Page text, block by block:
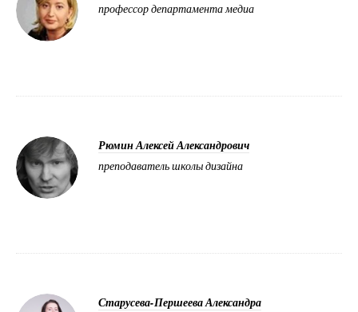
профессор департамента медиа
Рюмин Алексей Александрович
преподаватель школы дизайна
Старусева-Першеева Александра